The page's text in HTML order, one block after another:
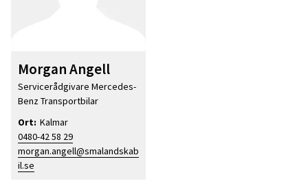
Morgan Angell
Servicerådgivare Mercedes-
Benz Transportbilar
Ort: Kalmar
0480-42 58 29
morgan.angell@smalandskab
il.se